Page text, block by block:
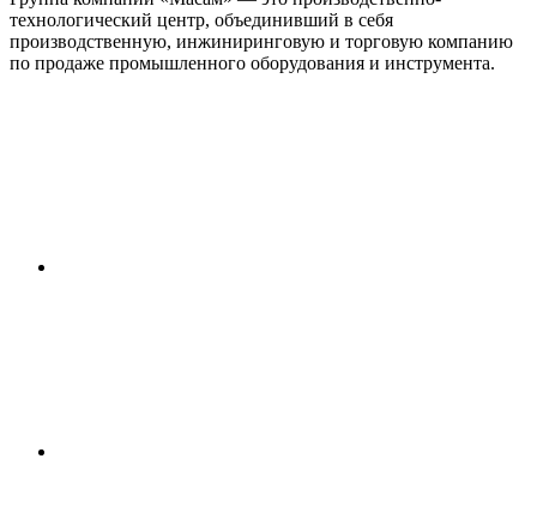
технологический центр, объединивший в себя
производственную, инжиниринговую и торговую компанию
по продаже промышленного оборудования и инструмента.